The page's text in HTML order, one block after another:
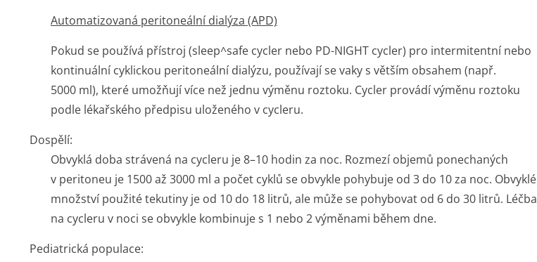
Automatizovaná peritoneální dialýza (APD)
Pokud se používá přístroj (sleep^safe cycler nebo PD-NIGHT cycler) pro intermitentní nebo
kontinuální cyklickou peritoneální dialýzu, používají se vaky s větším obsahem (např.
5000 ml), které umožňují více než jednu výměnu roztoku. Cycler provádí výměnu roztoku
podle lékařského předpisu uloženého v cycleru.
Dospělí:
Obvyklá doba strávená na cycleru je 8–10 hodin za noc. Rozmezí objemů ponechaných
v peritoneu je 1500 až 3000 ml a počet cyklů se obvykle pohybuje od 3 do 10 za noc. Obvyklé
množství použité tekutiny je od 10 do 18 litrů, ale může se pohybovat od 6 do 30 litrů. Léčba
na cycleru v noci se obvykle kombinuje s 1 nebo 2 výměnami během dne.
Pediatrická populace: